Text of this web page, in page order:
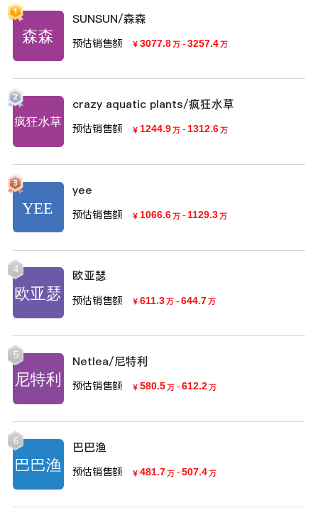
SUNSUN/森森
预估销售额 ￥ 3077.8万 - 3257.4万
crazy aquatic plants/疯狂水草
预估销售额 ￥ 1244.9万 - 1312.6万
yee
预估销售额 ￥ 1066.6万 - 1129.3万
4 欧亚瑟
预估销售额 ￥ 611.3万 - 644.7万
5 Netlea/尼特利
预估销售额 ￥ 580.5万 - 612.2万
6 巴巴渔
预估销售额 ￥ 481.7万 - 507.4万